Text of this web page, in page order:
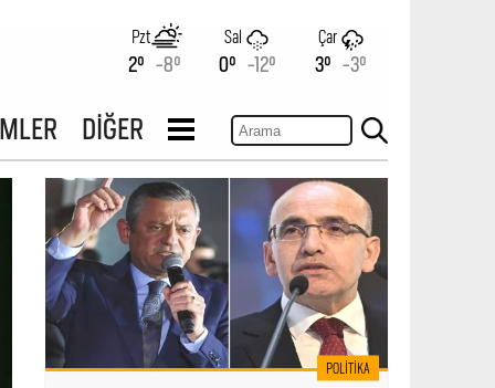
Pzt
2° -8°
Sal
0° -12°
Çar
3° -3°
DİĞER
POLITIKA